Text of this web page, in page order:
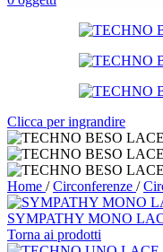
Clicca per ingrandire
Home / Circonferenze /
SYMPATHY MONO
Torna ai prodotti